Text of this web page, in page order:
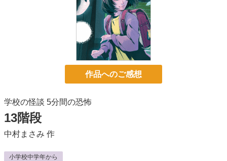
作品へのご感想
学校の怪談 5分間の恐怖
13階段
中村まさみ 作
小学校中学年から